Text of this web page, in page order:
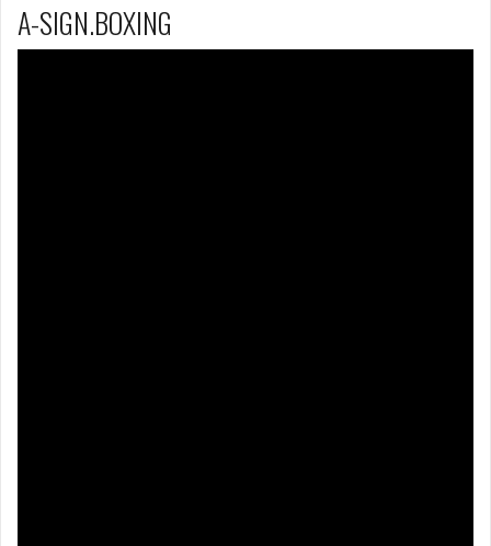
A-SIGN.BOXING